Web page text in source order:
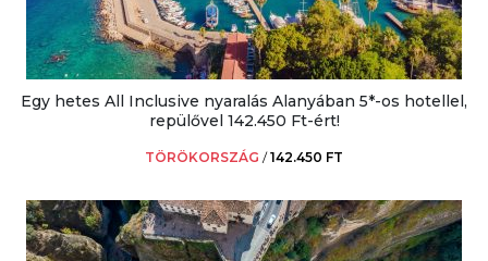
Egy hetes All Inclusive nyaralás Alanyában 5*-os hotellel,
repülővel 142.450 Ft-ért!
TÖRÖKORSZÁG /142.450 FT